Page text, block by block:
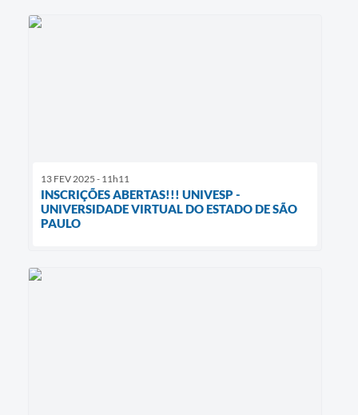
13 FEV 2025 - 11h11
INSCRIÇÕES ABERTAS!!! UNIVESP -
UNIVERSIDADE VIRTUAL DO ESTADO DE SÃO
PAULO